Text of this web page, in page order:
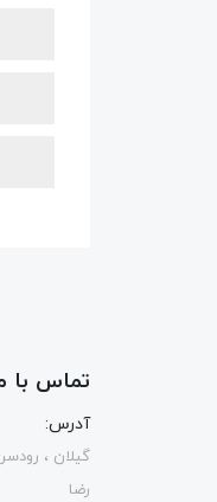
تماس با
آدرس:
گیلان ،
رضا